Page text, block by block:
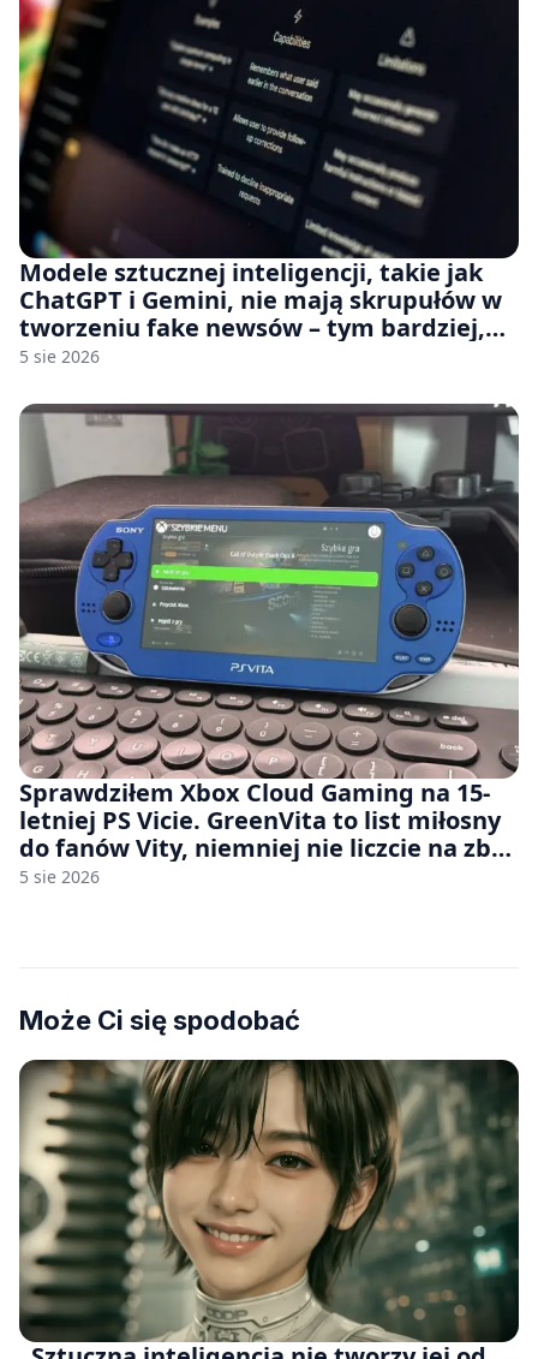
Modele sztucznej inteligencji, takie jak
ChatGPT i Gemini, nie mają skrupułów w
tworzeniu fake newsów – tym bardziej,
jeśli rozmawiasz z nimi po polsku
5 sie 2026
Sprawdziłem Xbox Cloud Gaming na 15-
letniej PS Vicie. GreenVita to list miłosny
do fanów Vity, niemniej nie liczcie na zbyt
wiele [FELIETON]
5 sie 2026
Może Ci się spodobać